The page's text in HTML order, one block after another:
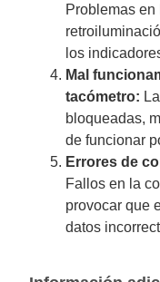
Problemas
los
Mal
tacómetro:
bloqueadas,
de funcionar
Errores de
Fallos en la
provocar que
datos